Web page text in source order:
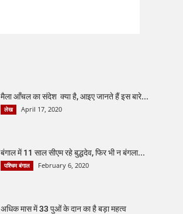
मैला आँचल का संदेश क्या है, आइए जानते हैं इस बारे...
लेख April 17, 2020
बंगाल में 11 साल सीएम रहे बुद्धदेव, फिर भी न बंगला...
पश्चिम बंगाल February 6, 2020
अधिक मास में 33 पुओं के दान का है बड़ा महत्व